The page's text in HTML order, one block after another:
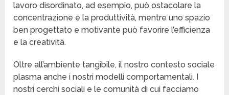
lavoro disordinato, ad esempio, può ostacolare la
concentrazione e la produttività, mentre uno spazio
ben progettato e motivante può favorire l’efficienza
e la creatività.
Oltre all’ambiente tangibile, il nostro contesto sociale
plasma anche i nostri modelli comportamentali. I
nostri cerchi sociali e le comunità di cui facciamo